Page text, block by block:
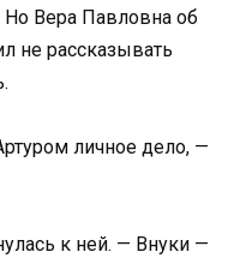
Вера Павловна об
не рассказывать
личное дело, —
к ней. — Внуки —